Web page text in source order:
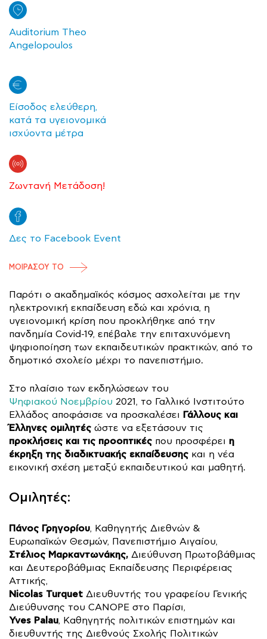
Παρότι ο ακαδημαϊκός κόσμος ασχολείται με την
ηλεκτρονική εκπαίδευση εδώ και χρόνια, η
υγειονομική κρίση που προκλήθηκε από την
πανδημία Covid-19, επέβαλε την επιταχυνόμενη
ψηφιοποίηση των εκπαιδευτικών πρακτικών, από το
δημοτικό σχολείο μέχρι το πανεπιστήμιο.
Στο πλαίσιο των εκδηλώσεων του
Ψηφιακού Νοεμβρίου 2021, το Γαλλικό Ινστιτούτο
Ελλάδος αποφάσισε να προσκαλέσει Γάλλους και
Έλληνες ομιλητές ώστε να εξετάσουν τις
προκλήσεις και τις προοπτικές που προσφέρει η
έκρηξη της διαδικτυακής εκπαίδευσης και η νέα
εικονική σχέση μεταξύ εκπαιδευτικού και μαθητή.
Ομιλητές:
Πάνος Γρηγορίου, Καθηγητής Διεθνών &
Ευρωπαϊκών Θεσμών, Πανεπιστήμιο Αιγαίου,
Στέλιος Μαρκαντωνάκης, Διεύθυνση Πρωτοβάθμιας
και Δευτεροβάθμιας Εκπαίδευσης Περιφέρειας
Αττικής,
Nicolas Turquet Διευθυντής του γραφείου Γενικής
Διεύθυνσης του CANOPE στο Παρίσι,
Yves Palau, Καθηγητής πολιτικών επιστημών και
διευθυντής της Διεθνούς Σχολής Πολιτικών
Auditorium Theo
Angelopoulos
Είσοδος ελεύθερη,
κατά τα υγειονομικά
ισχύοντα μέτρα
Ζωντανή Μετάδοση!
Δες το Facebook Event
ΜΟΙΡΑΣΟΥ ΤΟ